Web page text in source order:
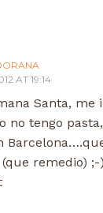
AT 19:14
Santa, me
no tengo
remedio) ;-